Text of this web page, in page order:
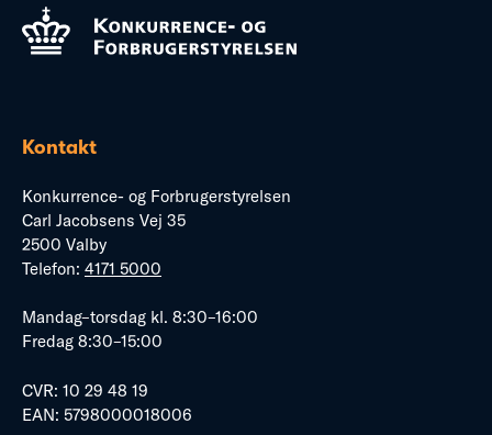
Kontakt
Konkurrence- og Forbrugerstyrelsen
Carl Jacobsens Vej 35
2500 Valby
Telefon: 4171 5000
Mandag–torsdag kl. 8:30–16:00
Fredag 8:30–15:00
CVR: 10 29 48 19
EAN: 5798000018006